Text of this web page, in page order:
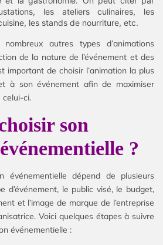
les ateliers culinaires, les
les stands de nourriture, etc.
autres types d’animations
de la nature de l’événement et des
important de choisir l’animation la plus
à son événement afin de maximiser
celui-ci.
son
?
événementielle dépend de plusieurs
d’événement, le public visé, le budget,
et l’image de marque de l’entreprise
Voici quelques étapes à suivre
événementielle :